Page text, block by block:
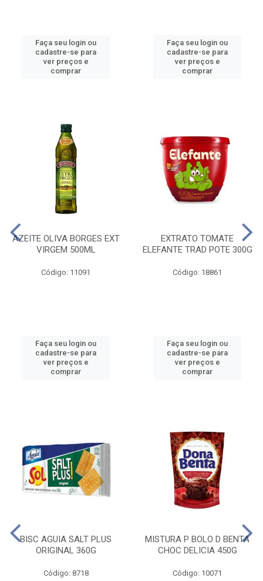
Faça seu login ou
cadastre-se para
ver preços e
comprar
Faça seu login ou
cadastre-se para
ver preços e
comprar
AZEITE OLIVA BORGES EXT
VIRGEM 500ML
Código: 11091
Faça seu login ou
cadastre-se para
ver preços e
comprar
EXTRATO TOMATE
ELEFANTE TRAD POTE 300G
Código: 18861
Faça seu login ou
cadastre-se para
ver preços e
comprar
BISC AGUIA SALT PLUS
ORIGINAL 360G
Código: 8718
MISTURA P BOLO D BENTA
CHOC DELICIA 450G
Código: 10071